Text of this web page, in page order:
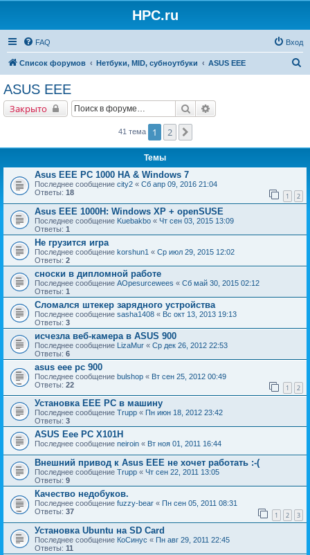
HPC.ru
FAQ Вход
Список форумов Нетбуки, MID, субноутбуки ASUS EEE
ASUS EEE
Закрыто Поиск
41 тема 1 2
Темы
Asus EEE PC 1000 HA & Windows 7
Последнее сообщение city2 « Сб апр 09, 2016 21:04
Ответы: 18 1 2
Asus EEE 1000H: Windows XP + openSUSE
Последнее сообщение Kuebakbo « Чт сен 03, 2015 13:09
Ответы: 1
Не грузится игра
Последнее сообщение korshun1 « Ср июл 29, 2015 12:02
Ответы: 2
сноски в дипломной работе
Последнее сообщение AOpesurcewees « Сб май 30, 2015 02:12
Ответы: 1
Сломался штекер зарядного устройства
Последнее сообщение sasha1408 « Вс окт 13, 2013 19:13
Ответы: 3
исчезла веб-камера в ASUS 900
Последнее сообщение LizaMur « Ср дек 26, 2012 22:53
Ответы: 6
asus eee pc 900
Последнее сообщение bulshop « Вт сен 25, 2012 00:49
Ответы: 22 1 2
Установка EEE PC в машину
Последнее сообщение Trupp « Пн июн 18, 2012 23:42
Ответы: 3
ASUS Eee PC X101H
Последнее сообщение neiroin « Вт ноя 01, 2011 16:44
Внешний привод к Asus EEE не хочет работать :-(
Последнее сообщение Trupp « Чт сен 22, 2011 13:05
Ответы: 9
Качество недобуков.
Последнее сообщение fuzzy-bear « Пн сен 05, 2011 08:31
Ответы: 37 1 2 3
Установка Ubuntu на SD Card
Последнее сообщение КоСинус « Пн авг 29, 2011 22:45
Ответы: 11